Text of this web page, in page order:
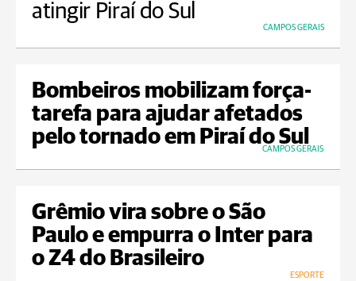
atingir Piraí do Sul
CAMPOS GERAIS
Bombeiros mobilizam força-
tarefa para ajudar afetados
pelo tornado em Piraí do Sul
CAMPOS GERAIS
Grêmio vira sobre o São
Paulo e empurra o Inter para
o Z4 do Brasileiro
ESPORTE